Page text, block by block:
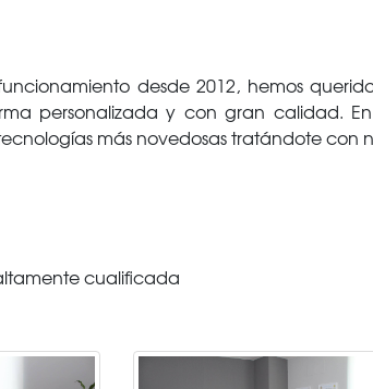
desde 2012, hemos
personalizada y con gran calidad.
más novedosas tratándote
cualificada